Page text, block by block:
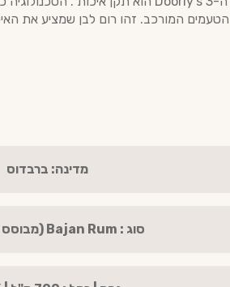
מדינה: ברבדוס
סוג : Bajan Rum (מבוסס מולאסה)